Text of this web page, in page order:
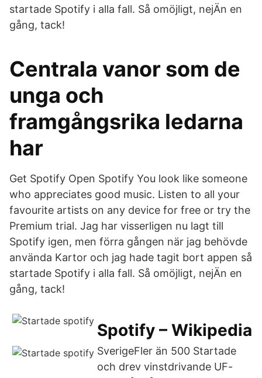
startade Spotify i alla fall. Så omöjligt, nejÄn en
gång, tack!
Centrala vanor som de
unga och
framgångsrika ledarna
har
Get Spotify Open Spotify You look like someone
who appreciates good music. Listen to all your
favourite artists on any device for free or try the
Premium trial. Jag har visserligen nu lagt till
Spotify igen, men förra gången när jag behövde
använda Kartor och jag hade tagit bort appen så
startade Spotify i alla fall. Så omöjligt, nejÄn en
gång, tack!
Spotify – Wikipedia
SverigeFler än 500 Startade
och drev vinstdrivande UF-